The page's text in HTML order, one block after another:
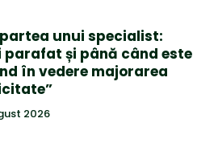
unui specialist:
parafat și până când este
în vedere majorarea
2026